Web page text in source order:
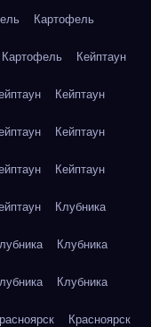
Картофель
Картофель Кейптаун
Кейптаун
Кейптаун
Кейптаун
Клубника
Клубника
Клубника
Красноярск